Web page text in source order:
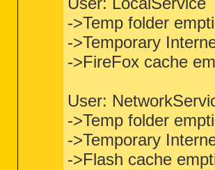
->Temp folder
->Temporary
->FireFox cache
User:
->Temp folder
->Temporary
->Flash cache